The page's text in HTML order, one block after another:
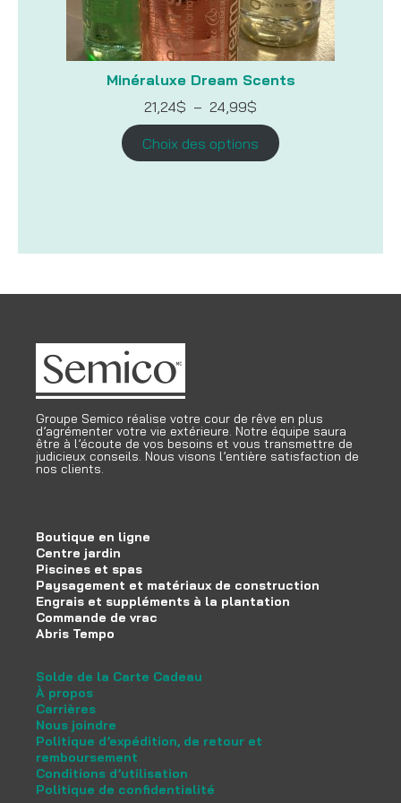
Minéraluxe Dream Scents
21,24$ – 24,99$
prix :
21,24$
à
Choix des options
Groupe Semico réalise votre cour de rêve en plus
d’agrémenter votre vie extérieure. Notre équipe saura
être à l’écoute de vos besoins et vous transmettre de
judicieux conseils. Nous visons l’entière satisfaction de
nos clients.
Boutique en ligne
Centre jardin
Piscines et spas
Paysagement et matériaux de construction
Engrais et suppléments à la plantation
Commande de vrac
Abris Tempo
Solde de la Carte Cadeau
À propos
Carrières
Nous joindre
Politique d’expédition, de retour et
remboursement
Conditions d’utilisation
Politique de confidentialité